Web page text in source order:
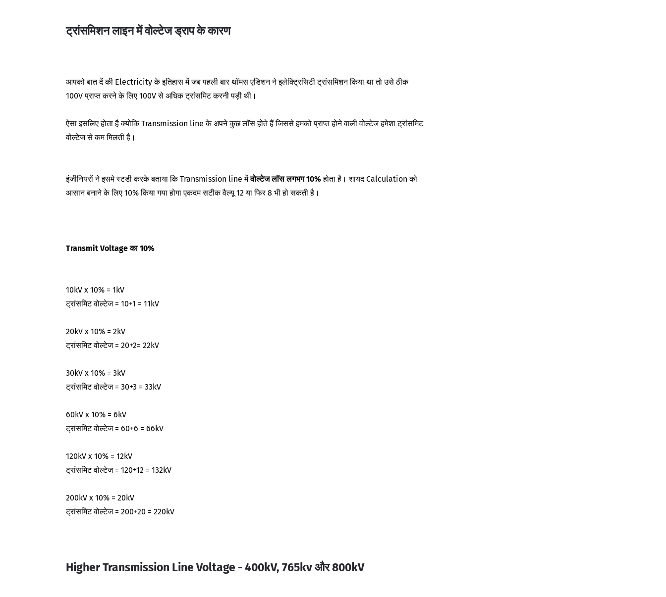
ट्रांसमिशन लाइन में वोल्टेज ड्राप के कारण
आपको बात दें की Electricity के इतिहास में जब पहली बार थॉमस एडिशन ने इलेक्ट्रिसिटी ट्रांसमिशन किया था तो उसे ठीक
100V प्राप्त करने के लिए 100V से अधिक ट्रांसमिट करनी पड़ी थी।
ऐसा इसलिए होता है क्योकि Transmission line के अपने कुछ लॉस होते हैं जिससे हमको प्राप्त होने वाली वोल्टेज हमेशा ट्रांसमिट
वोल्टेज से कम मिलती है।
इंजीनियरों ने इसमे स्टडी करके बताया कि Transmission line मेंवोल्टेज लॉस लगभग 10%होता है। शायद Calculation को
आसान बनाने के लिए 10% किया गया होगा एकदम सटीक वैल्यू 12 या फिर 8 भी हो सकती है।
Transmit Voltage का 10%
10kV x 10% = 1kV
ट्रांसमिट वोल्टेज = 10+1 = 11kV
20kV x 10% = 2kV
ट्रांसमिट वोल्टेज = 20+2= 22kV
30kV x 10% = 3kV
ट्रांसमिट वोल्टेज = 30+3 = 33kV
60kV x 10% = 6kV
ट्रांसमिट वोल्टेज = 60+6 = 66kV
120kV x 10% = 12kV
ट्रांसमिट वोल्टेज = 120+12 = 132kV
200kV x 10% = 20kV
ट्रांसमिट वोल्टेज = 200+20 = 220kV
Higher Transmission Line Voltage - 400kV, 765kv और 800kV